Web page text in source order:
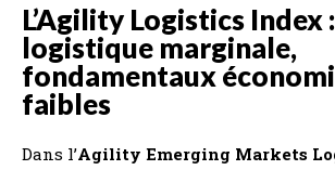
L’Agility Logistics Index :
logistique marginale,
fondamentaux
faibles
Dans l’Agility Emerging Markets